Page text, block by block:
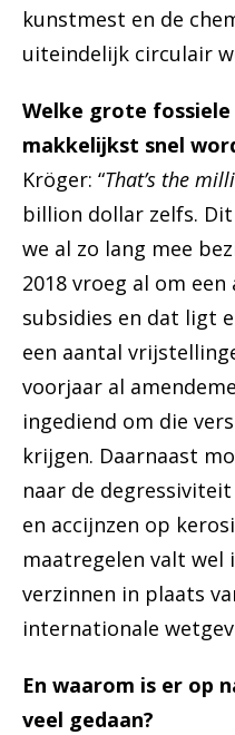
kunstmest en de
uiteindelijk circulair
Welke grote
makkelijkst snel
Kröger: “That’s the
billion dollar zelfs.
we al zo lang mee
2018 vroeg al om
subsidies en dat ligt
een aantal
voorjaar al
ingediend om die
krijgen. Daarnaast
naar de
en accijnzen op
maatregelen valt wel
verzinnen in plaats
internationale
En waarom is er op
veel gedaan?